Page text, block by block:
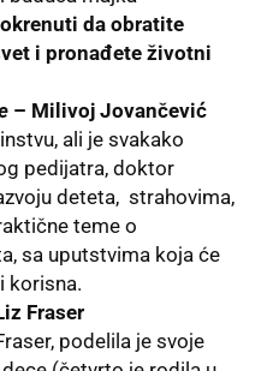
da obratite
i pronađete životni
– Milivoj Jovančević
ali je svakako
pedijatra, doktor
deteta, strahovima,
teme o
sa uputstvima koja će
korisna.
Fraser
podelila je svoje